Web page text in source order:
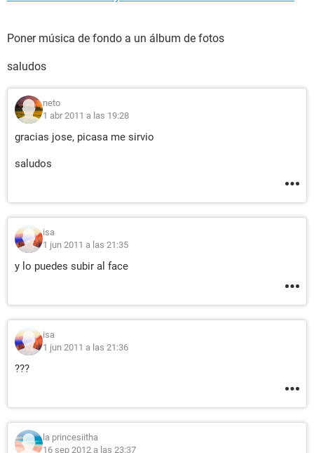
Poner música de fondo a un álbum de fotos
saludos
neto
1 abr 2011 a las 19:28
gracias jose, picasa me sirvio
saludos
isa
1 jun 2011 a las 21:35
y lo puedes subir al face
isa
1 jun 2011 a las 21:36
???
la princesiitha
16 sep 2012 a las 23:37